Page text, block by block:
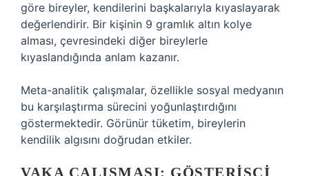
göre bireyler, kendilerini başkalarıyla kıyaslayarak
değerlendirir. Bir kişinin 9 gramlık altın kolye
alması, çevresindeki diğer bireylerle
kıyaslandığında anlam kazanır.
Meta-analitik çalışmalar, özellikle sosyal medyanın
bu karşılaştırma sürecini yoğunlaştırdığını
göstermektedir. Görünür tüketim, bireylerin
kendilik algısını doğrudan etkiler.
VAKA ÇALIŞMASI: GÖSTERIŞÇI